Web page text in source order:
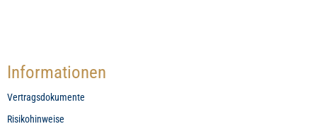
Informationen
Vertragsdokumente
Risikohinweise